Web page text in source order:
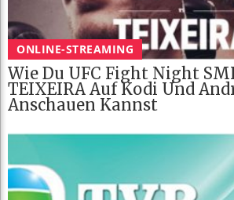
ONLINE-STREAMING
Wie Du UFC Fight Night
TEIXEIRA Auf Kodi Und
Anschauen Kannst